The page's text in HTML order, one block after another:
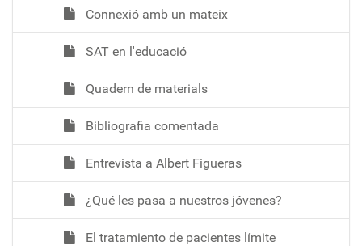
Connexió amb un mateix
SAT en l'educació
Quadern de materials
Bibliografia comentada
Entrevista a Albert Figueras
¿Qué les pasa a nuestros jóvenes?
El tratamiento de pacientes límite